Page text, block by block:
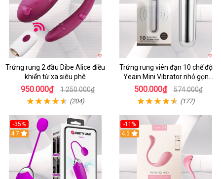
Trứng rung 2 đầu Dibe Alice điều
khiển từ xa siêu phê
950.000₫ 1.250.000₫
(204)
Trứng rung viên đạn 10 chế độ
Yeain Mini Vibrator nhỏ gọn
sành điệu
500.000₫ 574.000₫
(177)
-35%
4.7
-11%
4.5